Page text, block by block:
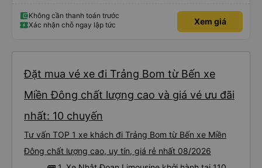
Không cần thanh toán trước
Xác nhận chỗ ngay lập tức
Xem giá
Đặt mua vé xe đi Trảng Bom từ Bến xe
Miền Đông chất lượng cao và giá vé ưu đãi
nhất: 10 chuyến
Tư vấn TOP 1 xe khách đi Trảng Bom từ Bến xe Miền
Đông chất lượng cao, uy tín, giá rẻ nhất 08/2026